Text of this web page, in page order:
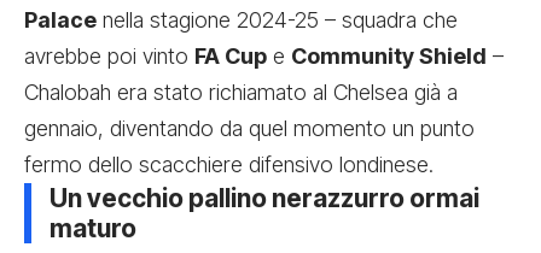
Palace nella stagione 2024-25 – squadra che
avrebbe poi vinto FA Cup e Community Shield –
Chalobah era stato richiamato al Chelsea già a
gennaio, diventando da quel momento un punto
fermo dello scacchiere difensivo londinese.
Un vecchio pallino nerazzurro ormai
maturo